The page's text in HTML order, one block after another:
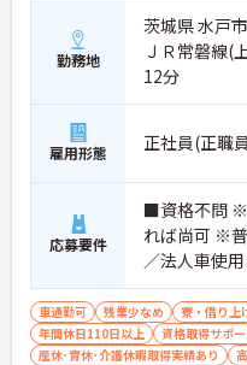
勤務地
茨城県 水戸
ＪＲ常磐線(
12分
雇用形態 正社員(正職
応募要件
■資格不問 ※
れば尚可 ※普
／法人車使用
車通勤可 残業少なめ 寮・借り上
年間休日110日以上
資格取得サポ
産休･育休･介護休暇取得実績あり